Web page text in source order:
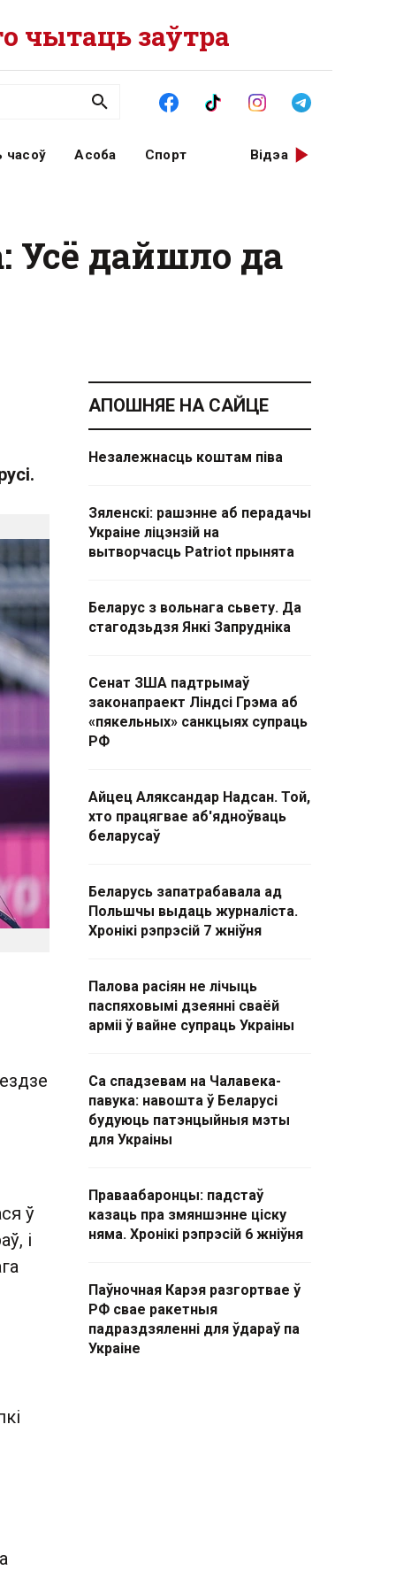
чытаць заўтра
часоў Асоба Спорт Відэа
Усё дайшло да
ў
і
АПОШНЯЕ НА САЙЦЕ
Незалежнасць коштам піва
Зяленскі: рашэнне аб перадачы
Украіне ліцэнзій на
вытворчасць Patriot прынята
Беларус з вольнага сьвету. Да
стагодзьдзя Янкі Запрудніка
Сенат ЗША падтрымаў
законапраект Ліндсі Грэма аб
«пякельных» санкцыях супраць
РФ
Айцец Аляксандар Надсан. Той,
хто працягвае аб'ядноўваць
беларусаў
Беларусь запатрабавала ад
Польшчы выдаць журналіста.
Хронікі рэпрэсій 7 жніўня
Палова расіян не лічыць
паспяховымі дзеянні сваёй
арміі ў вайне супраць Украіны
Са спадзевам на Чалавека-
павука: навошта ў Беларусі
будуюць патэнцыйныя мэты
для Украіны
Праваабаронцы: падстаў
казаць пра змяншэнне ціску
няма. Хронікі рэпрэсій 6 жніўня
Паўночная Карэя разгортвае ў
РФ свае ракетныя
падраздзяленні для ўдараў па
Украіне